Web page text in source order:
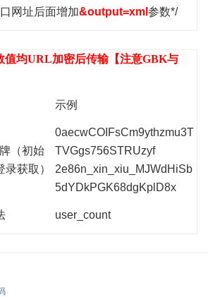
网址后面增加&output=xml 参数*/
值均URL加密后传输【注意GBK与
示例
（初始
获取）
0aecwCOIFsCm9ythzmu3T
TVGgs756STRUzyf
2e86n_xin_xiu_MJWdHiSb
5dYDkPGK68dgKplD8x
user_count